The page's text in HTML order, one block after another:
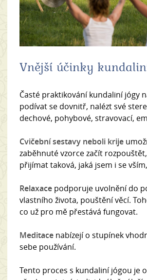
Vnější účinky
Časté praktikování kundaliní jógy
podívat se dovnitř, nalézt své
dechové, pohybové, stravovací,
Cvičební sestavy neboli krije
zaběhnuté vzorce začít
přijímat taková, jaká jsem i se
Relaxace podporuje uvolnění do
vlastního života, pouštění věcí.
co už pro mě přestává fungovat.
Meditace nabízejí o stupínek
sebe používání.
Tento proces s kundaliní jógou je